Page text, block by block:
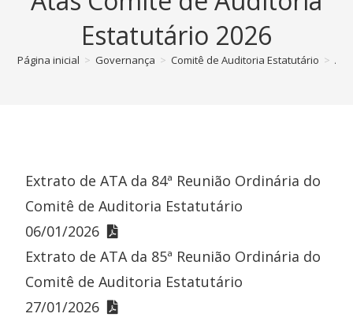
Estatutário 2026
Página inicial > Governança > Comitê de Auditoria Estatutário >
Extrato de ATA da 84ª Reunião Ordinária do
Comitê de Auditoria Estatutário
06/01/2026
Extrato de ATA da 85ª Reunião Ordinária do
Comitê de Auditoria Estatutário
27/01/2026